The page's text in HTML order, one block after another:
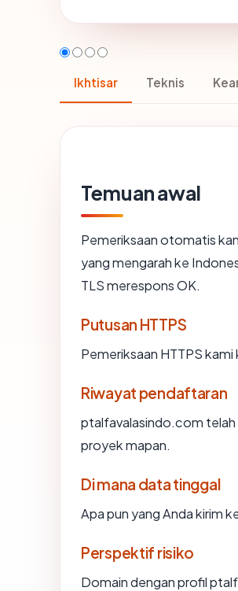
Ikhtisar Teknis
Temuan awal
Pemeriksaan otomatis
yang mengarah ke
TLS merespons OK.
Putusan HTTPS
Pemeriksaan HTTPS
Riwayat pendaftaran
ptalfavalasindo.com telah
proyek mapan.
Di mana data tinggal
Apa pun yang Anda kirim
Perspektif risiko
Domain dengan profil